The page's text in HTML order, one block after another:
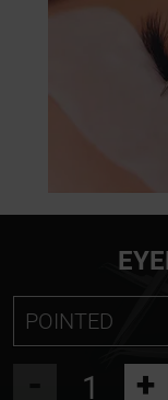
POINTED
POINTED
+